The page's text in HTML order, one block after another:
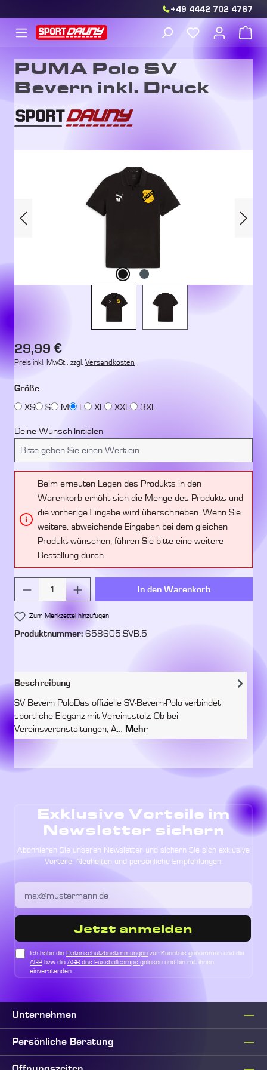
+49 4442 702 4767
Du hast 0
PUMA Polo SV
Bevern inkl. Druck
Regulärer Preis:
29,99 €
Preis inkl. MwSt., zzgl. Versandkosten
Größeauswählen
XS
S M L XL XXL 3XL
Deine Wunsch-Initialen
Beim erneuten Legen des Produkts in den
Warenkorb erhöht sich die Menge des Produkts und
die vorherige Eingabe wird überschrieben. Wenn Sie
weitere, abweichende Eingaben bei dem gleichen
Produkt wünschen, führen Sie bitte eine weitere
Bestellung durch.
Produkt Anzahl: Gib den gewünschten Wert
In den Warenkorb
Zum Merkzettel hinzufügen
Produktnummer: 658605.SVB.5
Beschreibung
SV Bevern PoloDas offizielle SV-Bevern-Polo verbindet
sportliche Eleganz mit Vereinsstolz. Ob bei
Vereinsveranstaltungen, A… Mehr
Exklusive Vorteile im
Newsletter sichern
Abonnieren Sie unseren Newsletter und sichern Sie sich exklusive
Vorteile, Neuheiten und persönliche Empfehlungen.
Jetzt anmelden
Ich habe die Datenschutzbestimmungen zur Kenntnis genommen und die
AGB bzw die AGB des Fussballcamps gelesen und bin mit ihnen
einverstanden.
Unternehmen
Persönliche Beratung